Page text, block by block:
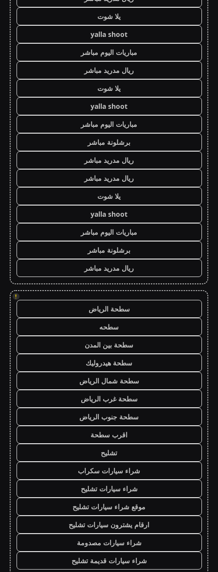
يلا شوت
yalla shoot
مباريات اليوم مباشر
ريال مدريد مباشر
يلا شوت
yalla shoot
مباريات اليوم مباشر
برشلونة مباشر
ريال مدريد مباشر
ريال مدريد مباشر
يلا شوت
yalla shoot
مباريات اليوم مباشر
برشلونة مباشر
ريال مدريد مباشر
!
سطحة الرياض
سطحه
سطحة بين المدن
سطحة هيدروليك
سطحة شمال الرياض
سطحة غرب الرياض
سطحة جنوب الرياض
اقرب سطحة
تشليح
شراء سيارات سكراب
شراء سيارات تشليح
موقع شراء سيارات تشليح
ارقام يشترون سيارات تشليح
شراء سيارات مصدومة
شراء سيارات قديمة تشليح